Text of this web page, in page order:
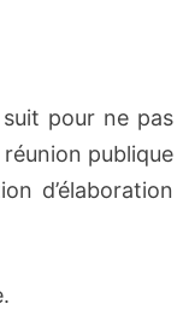
suit pour ne pas
publique
d’élaboration